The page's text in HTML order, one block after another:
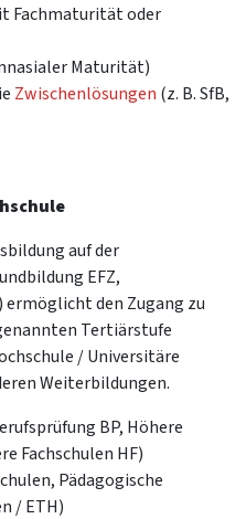
Fachmaturität oder
Maturität)
Zwischenlösungen (z. B. SfB,
auf der
EFZ,
den Zugang zu
Tertiärstufe
/ Universitäre
Weiterbildungen.
BP, Höhere
Fachschulen HF)
Pädagogische
/ ETH)